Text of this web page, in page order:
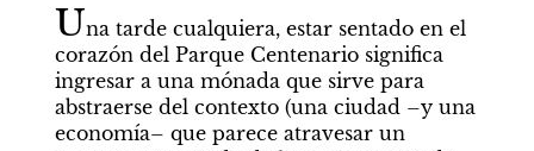
Una tarde cualquiera, estar sentado en el
corazón del Parque Centenario significa
ingresar a una mónada que sirve para
abstraerse del contexto (una ciudad –y una
economía– que parece atravesar un